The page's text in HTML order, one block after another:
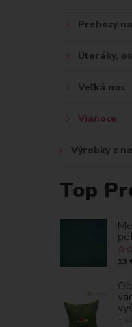
Prehozy
Uteráky,
Veľká noc
Vianoce
Výrobky z
Top
13
-